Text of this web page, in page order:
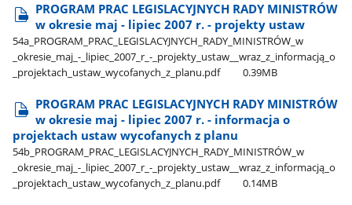
PROGRAM PRAC LEGISLACYJNYCH RADY MINISTRÓW
w okresie maj - lipiec 2007 r. - projekty ustaw
54a​_PROGRAM​_PRAC​_LEGISLACYJNYCH​_RADY​_MINISTRÓW​_w​
_okresie​_maj​_-​_lipiec​_2007​_r​_-​_projekty​_ustaw​_​_wraz​_z​_informacją​_o​
_projektach​_ustaw​_wycofanych​_z​_planu.pdf
0.39MB
PROGRAM PRAC LEGISLACYJNYCH RADY MINISTRÓW
w okresie maj - lipiec 2007 r. - informacja o
projektach ustaw wycofanych z planu
54b​_PROGRAM​_PRAC​_LEGISLACYJNYCH​_RADY​_MINISTRÓW​_w​
_okresie​_maj​_-​_lipiec​_2007​_r​_-​_projekty​_ustaw​_​_wraz​_z​_informacją​_o​
_projektach​_ustaw​_wycofanych​_z​_planu.pdf
0.14MB